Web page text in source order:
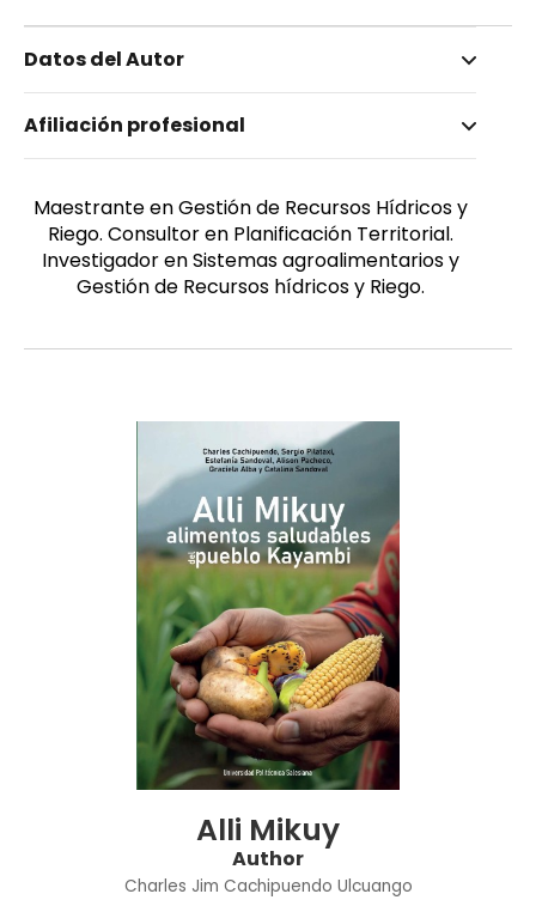
Datos del Autor
Pilataxi Cañarejo, Sergio Adolfo
Masculino
Afiliación profesional
Maestrante en Gestión de Recursos Hídricos y
Riego. Consultor en Planificación Territorial.
Investigador en Sistemas agroalimentarios y
Gestión de Recursos hídricos y Riego.
Alli Mikuy
Author
Charles Jim Cachipuendo Ulcuango